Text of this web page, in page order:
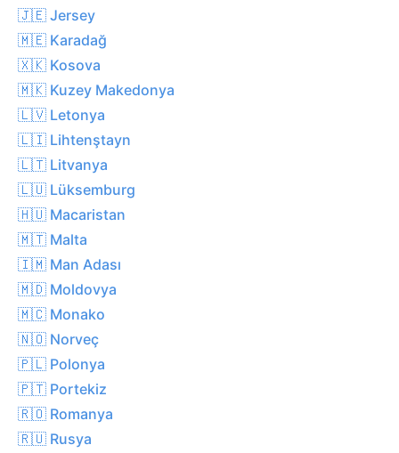
🇯🇪 Jersey
🇲🇪 Karadağ
🇽🇰 Kosova
🇲🇰 Kuzey Makedonya
🇱🇻 Letonya
🇱🇮 Lihtenştayn
🇱🇹 Litvanya
🇱🇺 Lüksemburg
🇭🇺 Macaristan
🇲🇹 Malta
🇮🇲 Man Adası
🇲🇩 Moldovya
🇲🇨 Monako
🇳🇴 Norveç
🇵🇱 Polonya
🇵🇹 Portekiz
🇷🇴 Romanya
🇷🇺 Rusya